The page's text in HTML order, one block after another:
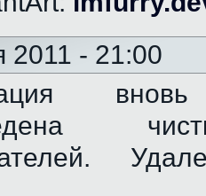
2011 - 21:00